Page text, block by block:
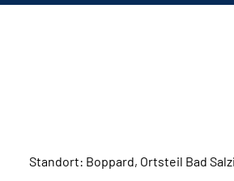
Standort: Boppard, Ortsteil Bad